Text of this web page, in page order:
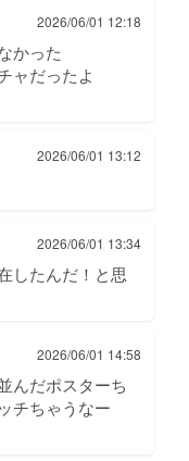
2026/06/01 12:18
かった
ャだったよ
2026/06/01 13:12
2026/06/01 13:34
したんだ！と思
2026/06/01 14:58
んだポスターち
チちゃうなー